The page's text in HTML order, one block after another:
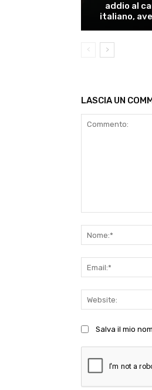
addio al
italiano,
LASCIA UN
Salva il mio